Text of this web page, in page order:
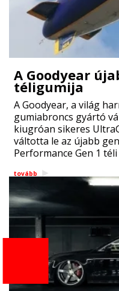
A Goodyear
téligumija
A Goodyear, a világ
gumiabroncs gyártó
kiugróan sikeres
váltotta le az újabb
Performance Gen 1
tovább